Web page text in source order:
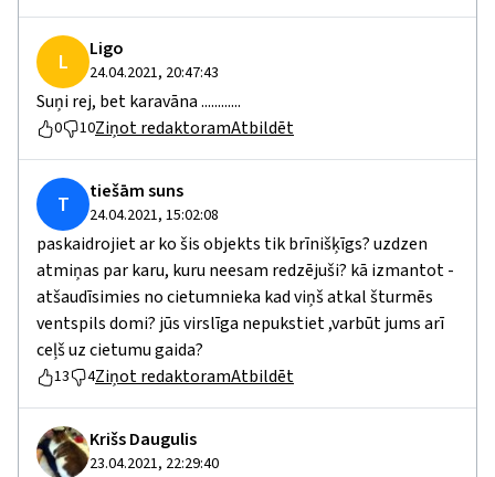
L Ligo
24.04.2021, 20:47:43
Suņi rej, bet karavāna ............
0 10Ziņot redaktoramAtbildēt
T tiešām suns
24.04.2021, 15:02:08
paskaidrojiet ar ko šis objekts tik brīnišķīgs? uzdzen
atmiņas par karu, kuru neesam redzējuši? kā izmantot -
atšaudīsimies no cietumnieka kad viņš atkal šturmēs
ventspils domi? jūs virslīga nepukstiet ,varbūt jums arī
ceļš uz cietumu gaida?
13 4Ziņot redaktoramAtbildēt
Krišs Daugulis
23.04.2021, 22:29:40